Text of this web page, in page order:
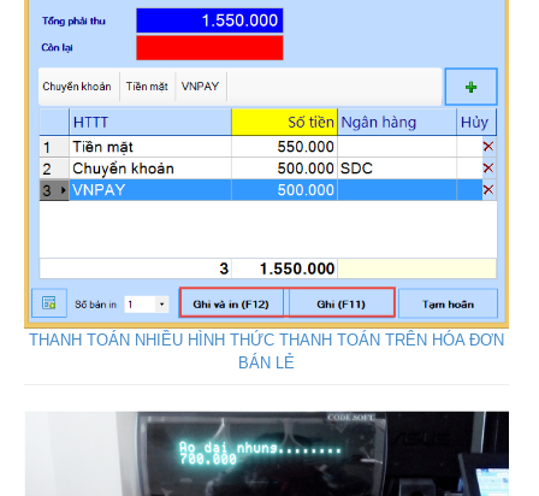
THANH TOÁN NHIỀU HÌNH THỨC THANH TOÁN TRÊN HÓA ĐƠN
BÁN LẺ